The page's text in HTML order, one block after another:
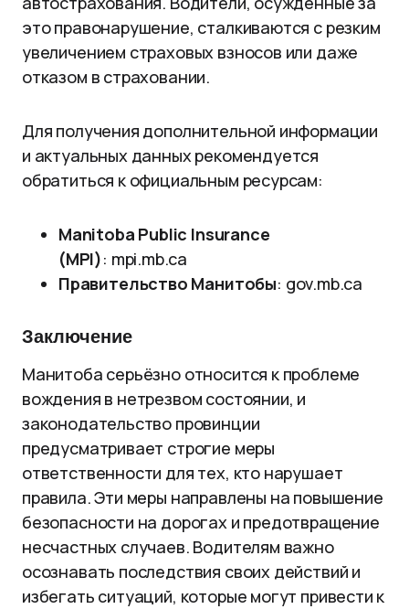
это правонарушение, сталкиваются с резким
увеличением страховых взносов или даже
отказом в страховании.
Для получения дополнительной информации
и актуальных данных рекомендуется
обратиться к официальным ресурсам:
Manitoba Public Insurance
(MPI): mpi.mb.ca
Правительство Манитобы: gov.mb.ca
Заключение
Манитоба серьёзно относится к проблеме
вождения в нетрезвом состоянии, и
законодательство провинции
предусматривает строгие меры
ответственности для тех, кто нарушает
правила. Эти меры направлены на повышение
безопасности на дорогах и предотвращение
несчастных случаев. Водителям важно
осознавать последствия своих действий и
избегать ситуаций, которые могут привести к